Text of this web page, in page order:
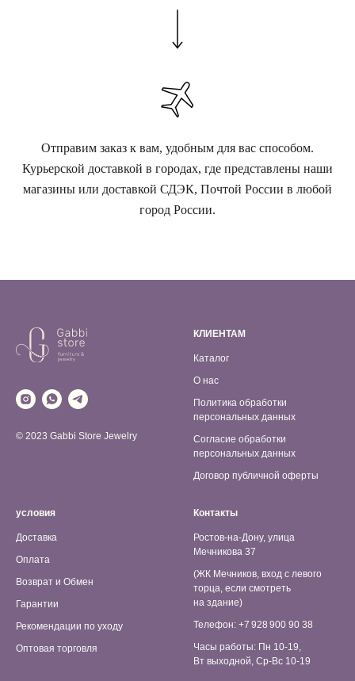
Отправим заказ к вам, удобным для вас способом.
Курьерской доставкой в городах, где представлены наши
магазины или доставкой СДЭК, Почтой России в любой
город России.
© 2023 Gabbi Store Jewelry
КЛИЕНТАМ
Каталог
О нас
Политика обработки
персональных данных
Согласие обработки
персональных данных
Договор публичной оферты
условия
Доставка
Оплата
Возврат и Обмен
Гарантии
Рекомендации по уходу
Оптовая торговля
Контакты
Ростов-на-Дону, улица
Мечникова 37
(ЖК Мечников, вход с левого
торца, если смотреть
на здание)
Телефон: +7 928 900 90 38
Часы работы: Пн 10-19,
Вт выходной, Ср-Вс 10-19